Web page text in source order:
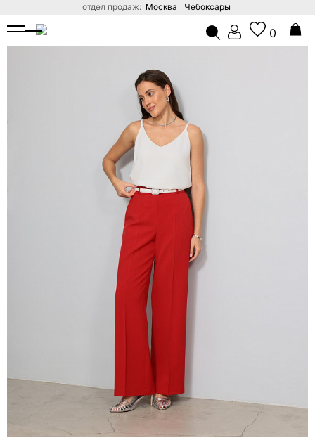
отдел продаж: Москва Чебоксары
0
В ВАШЕЙ КОРЗИНЕ ПОКА НЕТ ТОВАРОВ
ВХОД В ЛИЧНЫЙ КАБИНЕТ
Для действующих оптовых покупателей
ЗАЯВКА НА ОПТОВЫЙ ДОСТУП
Заполните данные компании. Менеджер проверит заявку и
ГЛАВНАЯ ЖЕНСКИЕ БРЮКИ ОПТОМ ОТ